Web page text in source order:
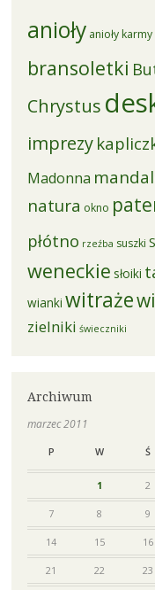
anioły anioły karmy
bransoletki
Chrystus
imprezy
Madonna
natura okno
płótno rzeźba suszki
weneckie słoiki
wianki witraże
zielniki świeczniki
Archiwum
marzec 2011
P W Ś
1 2
7 8 9
14 15 16
21 22 23